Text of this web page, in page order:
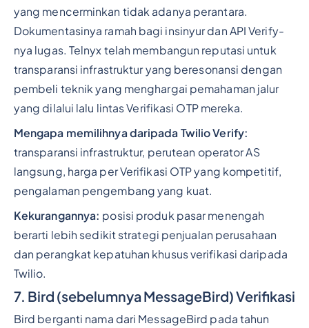
yang mencerminkan tidak adanya perantara.
Dokumentasinya ramah bagi insinyur dan API Verify-
nya lugas. Telnyx telah membangun reputasi untuk
transparansi infrastruktur yang beresonansi dengan
pembeli teknik yang menghargai pemahaman jalur
yang dilalui lalu lintas Verifikasi OTP mereka.
Mengapa memilihnya daripada Twilio Verify:
transparansi infrastruktur, perutean operator AS
langsung, harga per Verifikasi OTP yang kompetitif,
pengalaman pengembang yang kuat.
Kekurangannya: posisi produk pasar menengah
berarti lebih sedikit strategi penjualan perusahaan
dan perangkat kepatuhan khusus verifikasi daripada
Twilio.
7. Bird (sebelumnya MessageBird) Verifikasi
Bird berganti nama dari MessageBird pada tahun